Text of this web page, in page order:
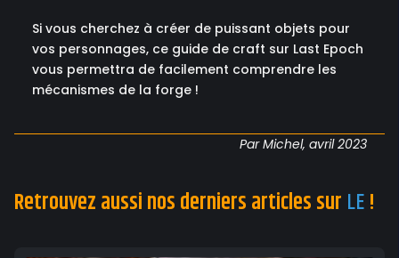
Si vous cherchez à créer de puissant objets pour
vos personnages, ce guide de craft sur Last Epoch
vous permettra de facilement comprendre les
mécanismes de la forge !
Par Michel, avril 2023
Retrouvez aussi nos derniers articles sur LE!